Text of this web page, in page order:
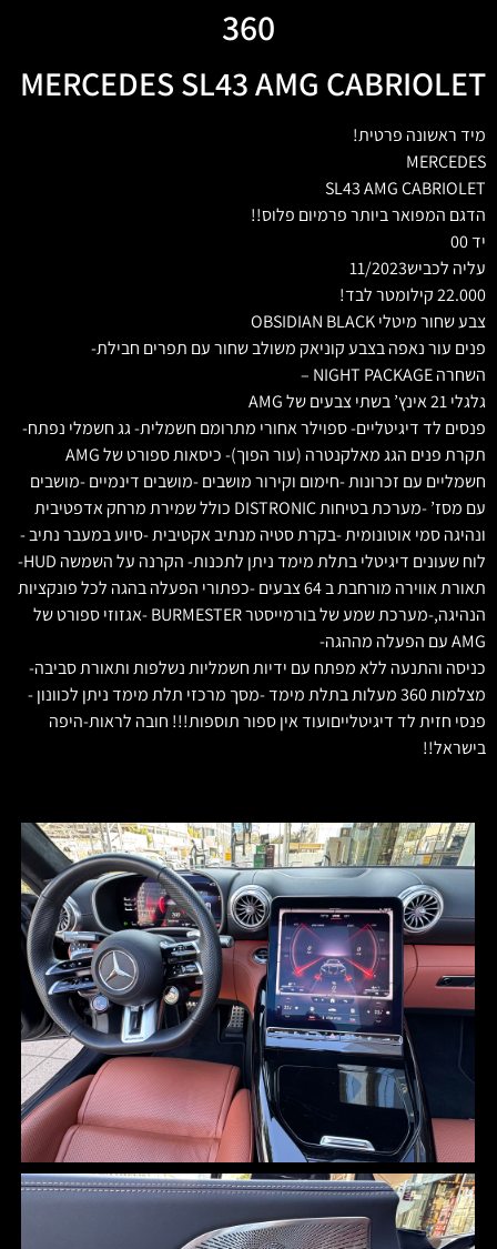
360
MERCEDES SL43 AMG CABRIOLET
מיד ראשונה פרטית!
MERCEDES
SL43 AMG CABRIOLET
הדגם המפואר ביותר פרמיום פלוס!!
יד 00
עליה לכביש11/2023
22.000 קילומטר לבד!
צבע שחור מיטלי OBSIDIAN BLACK
פנים עור נאפה בצבע קוניאק משולב שחור עם תפרים חבילת-
השחרה NIGHT PACKAGE –
גלגלי 21 אינץ’ בשתי צבעים של AMG
פנסים לד דיגיטליים- ספוילר אחורי מתרומם חשמלית- גג חשמלי נפתח-
תקרת פנים הגג מאלקנטרה (עור הפוך)- כיסאות ספורט של AMG
חשמליים עם זכרונות -חימום וקירור מושבים -מושבים דינמיים -מושבים
עם מסז’ -מערכת בטיחות DISTRONIC כולל שמירת מרחק אדפטיבית
ונהיגה סמי אוטונומית -בקרת סטיה מנתיב אקטיבית -סיוע במעבר נתיב -
לוח שעונים דיגיטלי בתלת מימד ניתן לתכנות- הקרנה על השמשה HUD-
תאורת אווירה מורחבת ב 64 צבעים -כפתורי הפעלה בהגה לכל פונקציות
הנהיגה,-מערכת שמע של בורמייסטר BURMESTER -אגזוזי ספורט של
AMG עם הפעלה מההגה-
כניסה והתנעה ללא מפתח עם ידיות חשמליות נשלפות ותאורת סביבה-
מצלמות 360 מעלות בתלת מימד -מסך מרכזי תלת מימד ניתן לכוונון -
פנסי חזית לד דיגיטלייםועוד אין ספור תוספות!!! חובה לראות-היפה
בישראל!!